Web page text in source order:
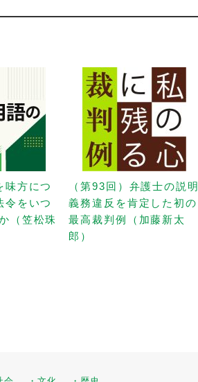
味方につ
をいつ
（笠松珠
（第93回）弁護士の説明
義務違反を肯定した初の
最高裁判例（加藤新太
郎）